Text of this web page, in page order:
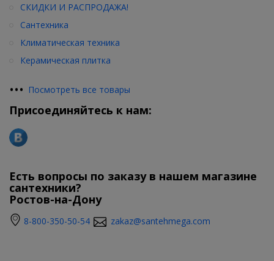
СКИДКИ И РАСПРОДАЖА!
Сантехника
Климатическая техника
Керамическая плитка
••• Посмотреть все товары
Присоединяйтесь к нам:
Есть вопросы по заказу в нашем магазине
сантехники?
Ростов-на-Дону
8-800-350-50-54 zakaz@santehmega.com